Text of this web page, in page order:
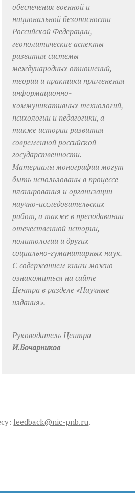
обеспечения военной и
национальной безопасности
Российской Федерации,
геополитические аспекты
развития системы
международных отношений,
теории и практики применения
информационно-
коммуникативных технологий,
психологии и педагогики, а
также истории развития
современной российской
государственности.
Материалы монографии могут
быть использованы в процессе
планирования и организации
научно-исследовательских
работ, а также в преподавании
отечественной истории,
политологии и других
социально-гуманитарных наук.
С содержанием книги можно
ознакомиться на сайте
Центра в разделе «Научные
издания».
Руководитель Центра
И.Бочарников
feedback@nic-pnb.ru.